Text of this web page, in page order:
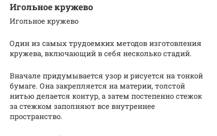
Игольное кружево
Игольное кружево
Один из самых трудоемких методов изготовления
кружева, включающий в себя несколько стадий.
Вначале придумывается узор и рисуется на тонкой
бумаге. Она закрепляется на материи, толстой
нитью делается контур, а затем постепенно стежок
за стежком заполняют все внутреннее
пространство.